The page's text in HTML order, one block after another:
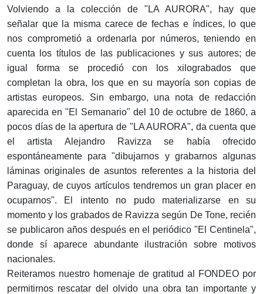
Volviendo a la colección de "LA AURORA", hay que
señalar que la misma carece de fechas e índices, lo que
nos comprometió a ordenarla por números, teniendo en
cuenta los títulos de las publicaciones y sus autores; de
igual forma se procedió con los xilograbados que
completan la obra, los que en su mayoría son copias de
artistas europeos. Sin embargo, una nota de redacción
aparecida en "El Semanario" del 10 de octubre de 1860, a
pocos días de la apertura de "LA AURORA", da cuenta que
el artista Alejandro Ravizza se había ofrecido
espontáneamente para "dibujarnos y grabarnos algunas
láminas originales de asuntos referentes a la historia del
Paraguay, de cuyos artículos tendremos un gran placer en
ocuparnos". El intento no pudo materializarse en su
momento y los grabados de Ravizza según De Tone, recién
se publicaron años después en el periódico "El Centinela",
donde sí aparece abundante ilustración sobre motivos
nacionales.
Reiteramos nuestro homenaje de gratitud al FONDEO por
permitirnos rescatar del olvido una obra tan importante y